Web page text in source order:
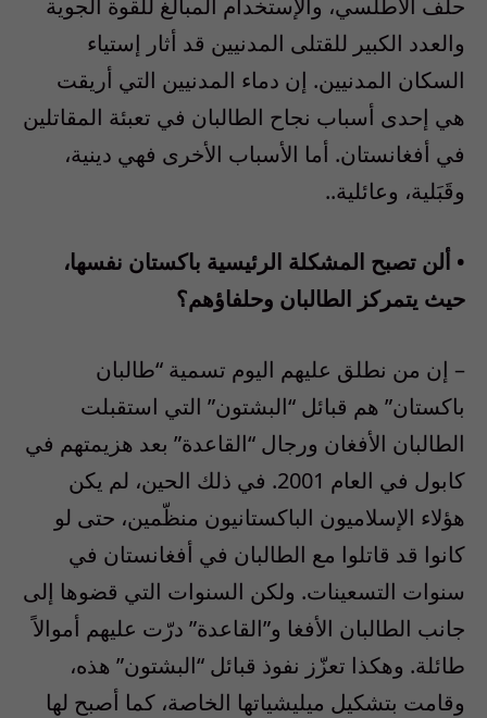
حلف الأطلسي، والإستخدام المبالغ للقوة الجوية
والعدد الكبير للقتلى المدنيين قد أثار إستياء
السكان المدنيين. إن دماء المدنيين التي أريقت
هي إحدى أسباب نجاح الطالبان في تعبئة المقاتلين
في أفغانستان. أما الأسباب الأخرى فهي دينية،
وقَبَلية، وعائلية..
• ألن تصبح المشكلة الرئيسية باكستان نفسها،
حيث يتمركز الطالبان وحلفاؤهم؟
– إن من نطلق عليهم اليوم تسمية “طالبان
باكستان” هم قبائل “البشتون” التي استقبلت
الطالبان الأفغان ورجال “القاعدة” بعد هزيمتهم في
كابول في العام 2001. في ذلك الحين، لم يكن
هؤلاء الإسلاميون الباكستانيون منظّمين، حتى لو
كانوا قد قاتلوا مع الطالبان في أفغانستان في
سنوات التسعينات. ولكن السنوات التي قضوها إلى
جانب الطالبان الأفغا و”القاعدة” درّت عليهم أموالاً
طائلة. وهكذا تعزّز نفوذ قبائل “البشتون” هذه،
وقامت بتشكيل ميليشياتها الخاصة، كما أصبح لها